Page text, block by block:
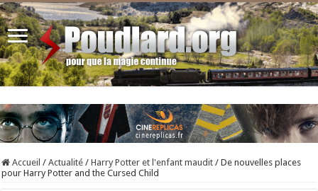
Accueil / Actualité / Harry Potter et l'enfant maudit / De nouvelles places
pour Harry Potter and the Cursed Child